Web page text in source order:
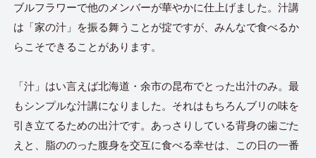
ブルフラワーで他のメンバーが華やかに仕上げました。汁講
は「家の汁」を振る舞うことが掟ですが、みんなで食べるか
らこそできることがあります。
「汁」はい言えば北海道・余市の昆布でとった出汁のみ。最
もシンプルな汁講になりました。それはもちろんブリの味を
引き立てるための出汁です。あっさりしている背身の歯ごた
えと、脂ののった腹身を交互に食べる幸せは、この日の一番